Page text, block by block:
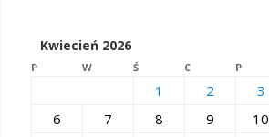
Kwiecień 2026
P W Ś C P
1 2 3
6
7 8 9 10